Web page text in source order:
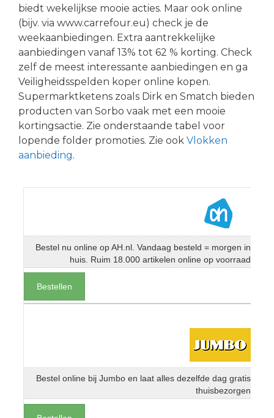
biedt wekelijkse mooie acties. Maar ook online
(bijv. via www.carrefour.eu) check je de
weekaanbiedingen. Extra aantrekkelijke
aanbiedingen vanaf 13% tot 62 % korting. Check
zelf de meest interessante aanbiedingen en ga
Veiligheidsspelden koper online kopen.
Supermarktketens zoals Dirk en Smatch bieden
producten van Sorbo vaak met een mooie
kortingsactie. Zie onderstaande tabel voor
lopende folder promoties. Zie ook Vlokken
aanbieding.
Bestel nu online op AH.nl. Vandaag besteld = morgen in
huis. Ruim 18.000 artikelen online op voorraad
Bestellen
Bestel online bij Jumbo en laat alles dezelfde dag gratis
thuisbezorgen